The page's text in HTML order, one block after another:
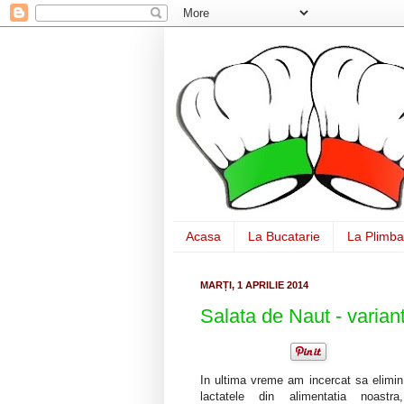
Acasa La Bucatarie La
MARȚI, 1 APRILIE 2014
Salata de Naut -
In ultima vreme am incercat sa elimin
lactatele din alimentatia noastra,